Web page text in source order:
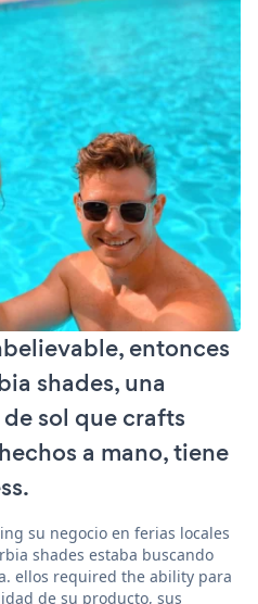
entonces
shades, una
sol que crafts
a mano, tiene
su negocio en ferias locales
shades estaba buscando
ellos required the ability para
de su producto, sus